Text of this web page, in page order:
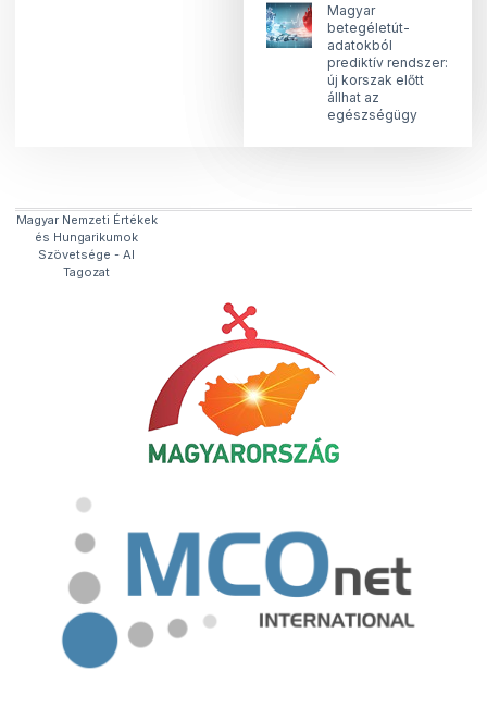
Magyar
betegéletút-
adatokból
prediktív rendszer:
új korszak előtt
állhat az
egészségügy
Magyar Nemzeti Értékek
és Hungarikumok
Szövetsége​ - AI
Tagozat